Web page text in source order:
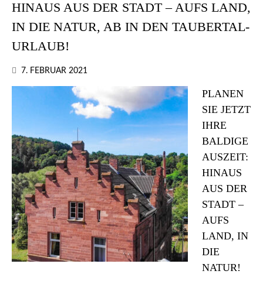
HINAUS AUS DER STADT – AUFS LAND,
IN DIE NATUR, AB IN DEN TAUBERTAL-
URLAUB!
7. FEBRUAR 2021
PLANEN
SIE JETZT
IHRE
BALDIGE
AUSZEIT:
HINAUS
AUS DER
STADT –
AUFS
LAND, IN
DIE
NATUR!